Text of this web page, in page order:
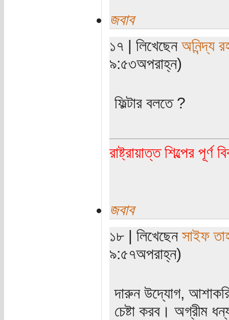
জবাব
১৭ | লিখেছেন অনিন্দ্য
৯:৫৩অপরাহ্ন)
ফিল্টার বলতে ?
রাষ্ট্রায়াত্ত শিল্পের পূর্ণ
জবাব
১৮ | লিখেছেন সাইফ
৯:৫৭অপরাহ্ন)
দারুন উদ্যোগ, আশাকরি
চেষ্টা করব। অগ্রীম